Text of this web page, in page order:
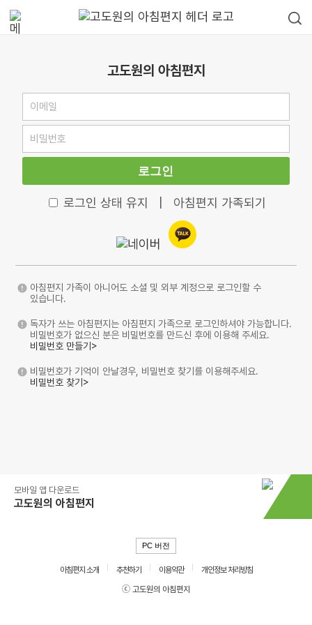
고도원의 아침편지
로그인
로그인 상태 유지 아침편지 가족되기
아침편지 가족이 아니어도 소셜 및 외부 계정으로 로그인할 수
있습니다.
독자가 쓰는 아침편지는 아침편지 가족으로 로그인하셔야 가능합니다.
비밀번호가 없으신 분은 비밀번호를 만드신 후에 이용해 주세요.
비밀번호 만들기>
비밀번호가 기억이 안날경우, 비밀번호 찾기를 이용해주세요.
비밀번호 찾기>
모바일 앱 다운로드
고도원의 아침편지
PC 버전
아침편지 소개 추천하기 이용약관
개인정보 처리방침
ⓒ 고도원의 아침편지